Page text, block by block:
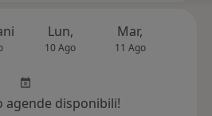
Lun,
10 Ago
Mar,
11 Ago
agende disponibili!